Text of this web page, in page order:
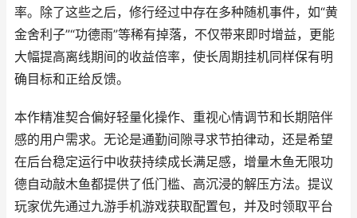
率。除了这些之后，修行经过中存在多种随机事件，如“黄
金舍利子”“功德雨”等稀有掉落，不仅带来即时增益，更能
大幅提高离线期间的收益倍率，使长周期挂机同样保有明
确目标和正给反馈。
本作精准契合偏好轻量化操作、重视心情调节和长期陪伴
感的用户需求。无论是通勤间隙寻求节拍律动，还是希望
在后台稳定运行中收获持续成长满足感，增量木鱼无限功
德自动敲木鱼都提供了低门槛、高沉浸的解压方法。提议
玩家优先通过九游手机游戏获取配置包，并及时领取平台